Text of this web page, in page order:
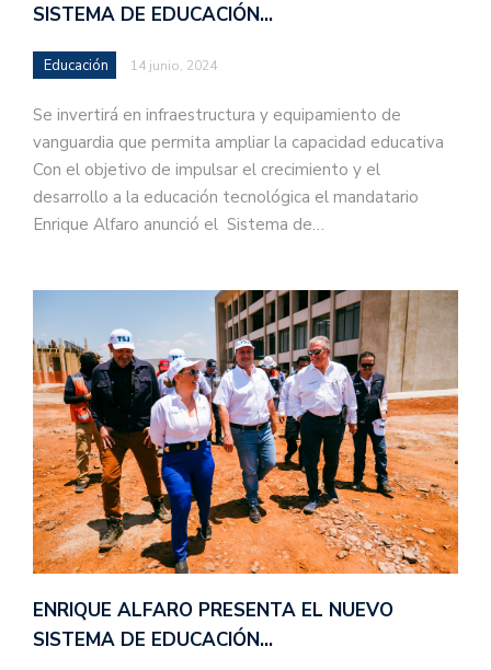
SISTEMA DE EDUCACIÓN…
Educación 14 junio, 2024
Se invertirá en infraestructura y equipamiento de
vanguardia que permita ampliar la capacidad educativa
Con el objetivo de impulsar el crecimiento y el
desarrollo a la educación tecnológica el mandatario
Enrique Alfaro anunció el Sistema de…
ENRIQUE ALFARO PRESENTA EL NUEVO
SISTEMA DE EDUCACIÓN…